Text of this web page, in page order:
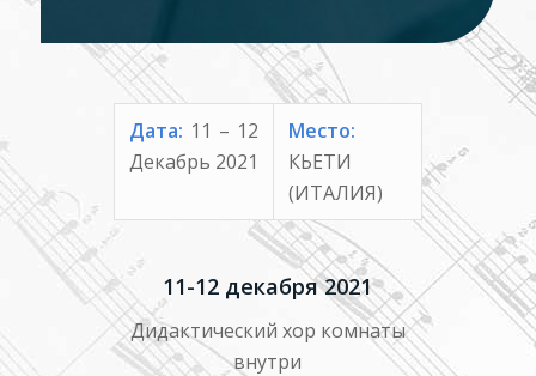
Дата: 11 – 12
Декабрь 2021
Место:
КЬЕТИ
(ИТАЛИЯ)
11-12 декабря 2021
Дидактический хор комнаты
внутри